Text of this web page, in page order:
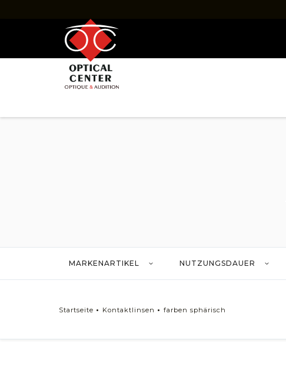
Ocellus
OphtalmicMARKENARTIKEL NUTZUNGSDAUER
Startseite Kontaktlinsen farben sphärisch